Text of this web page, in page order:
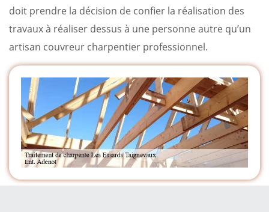
doit prendre la décision de confier la réalisation des
travaux à réaliser dessus à une personne autre qu’un
artisan couvreur charpentier professionnel.